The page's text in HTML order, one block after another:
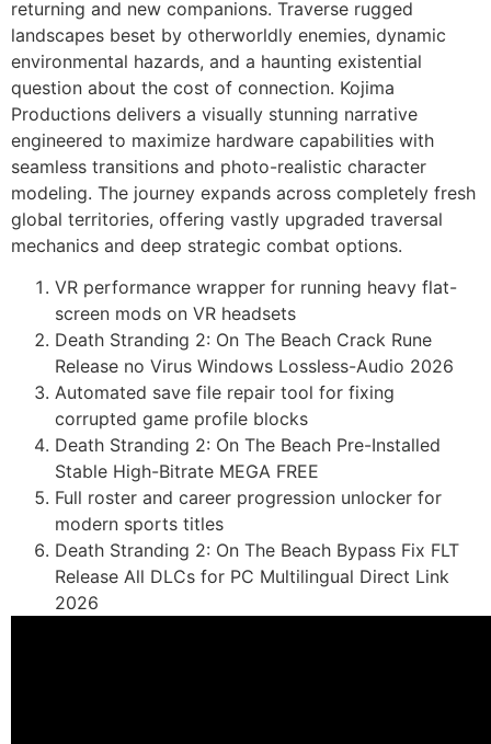
returning and new companions. Traverse rugged
landscapes beset by otherworldly enemies, dynamic
environmental hazards, and a haunting existential
question about the cost of connection. Kojima
Productions delivers a visually stunning narrative
engineered to maximize hardware capabilities with
seamless transitions and photo-realistic character
modeling. The journey expands across completely fresh
global territories, offering vastly upgraded traversal
mechanics and deep strategic combat options.
VR performance wrapper for running heavy flat-
screen mods on VR headsets
Death Stranding 2: On The Beach Crack Rune
Release no Virus Windows Lossless-Audio 2026
Automated save file repair tool for fixing
corrupted game profile blocks
Death Stranding 2: On The Beach Pre-Installed
Stable High-Bitrate MEGA FREE
Full roster and career progression unlocker for
modern sports titles
Death Stranding 2: On The Beach Bypass Fix FLT
Release All DLCs for PC Multilingual Direct Link
2026